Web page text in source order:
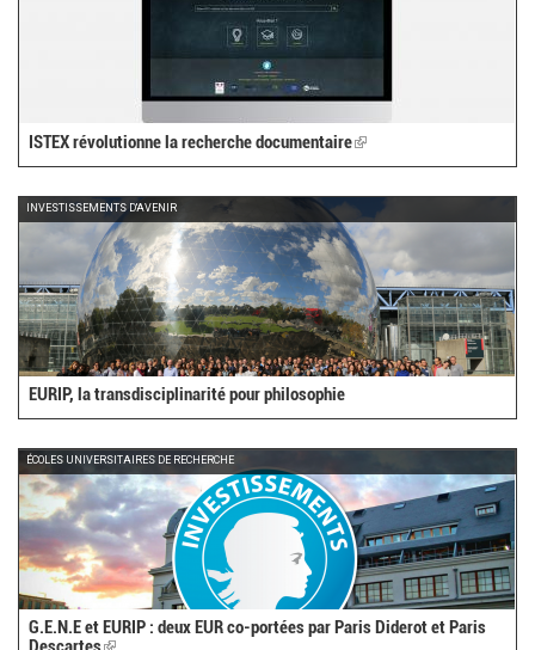
ISTEX révolutionne la recherche documentaire(link
is
INVESTISSEMENTS D'AVENIR
EURIP, la transdisciplinarité pour philosophie
ÉCOLES UNIVERSITAIRES DE RECHERCHE
G.E.N.E et EURIP : deux EUR co-portées par Paris Diderot et Paris